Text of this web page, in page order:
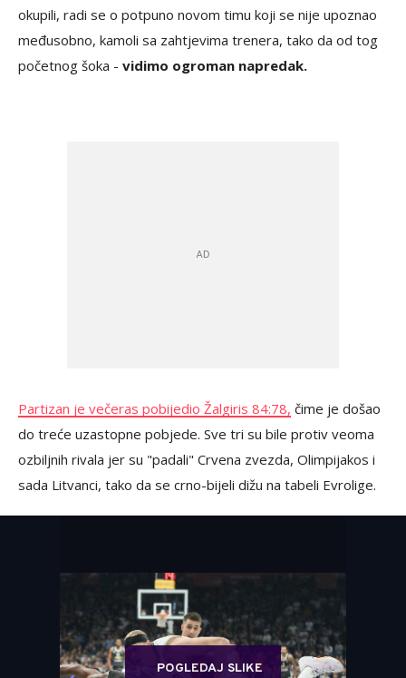
okupili, radi se o potpuno novom timu koji se nije upoznao
međusobno, kamoli sa zahtjevima trenera, tako da od tog
početnog šoka - vidimo ogroman napredak.
Partizan je večeras pobijedio Žalgiris 84:78, čime je došao
do treće uzastopne pobjede. Sve tri su bile protiv veoma
ozbiljnih rivala jer su "padali" Crvena zvezda, Olimpijakos i
sada Litvanci, tako da se crno-bijeli dižu na tabeli Evrolige.
POGLEDAJ SLIKE